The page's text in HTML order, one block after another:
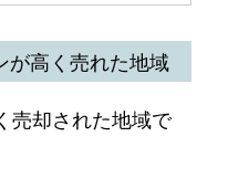
が高く売れた地域
売却された地域で